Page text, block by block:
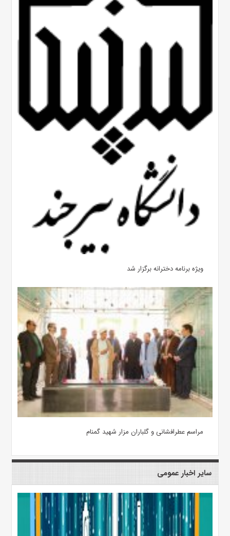
ویژه برنامه دخترانه برگزار شد
مراسم عطرافشانی و گلباران مزار شهید گمنام
سایر اخبار عمومی